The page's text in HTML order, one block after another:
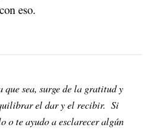
eso.
que sea, surge de la gratitud y
el dar y el recibir. Si
o te ayudo a esclarecer algún